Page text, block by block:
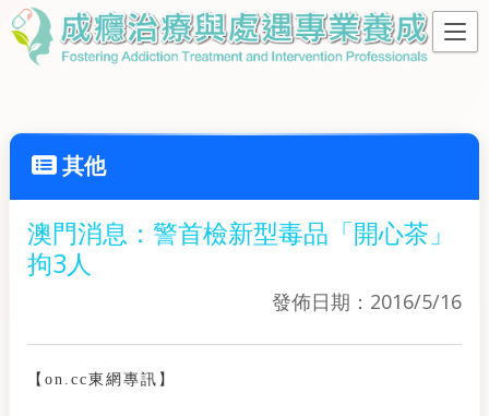
其他
澳門消息：警首檢新型毒品「開心茶」
拘3人
發佈日期：2016/5/16
【on.cc東網專訊】